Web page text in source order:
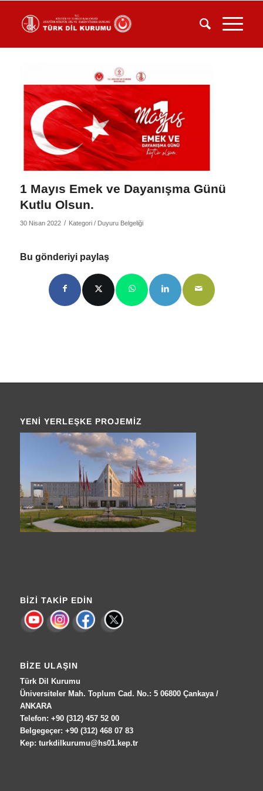
1 Mayıs Emek ve Dayanışma Günü
Kutlu Olsun.
30 Nisan 2022 / Kategori / Duyuru Belgeliği
Bu gönderiyi paylaş
YENI YERLEŞKE PROJEMIZ
BIZI TAKIP EDIN
BIZE ULAŞIN
Türk Dil Kurumu
Üniversiteler Mah. Toplum Cad. No.: 5 06800 Çankaya /
ANKARA
Telefon: +90 (312) 457 52 00
Belgegeçer: +90 (312) 468 07 83
Kep: turkdilkurumu@hs01.kep.tr